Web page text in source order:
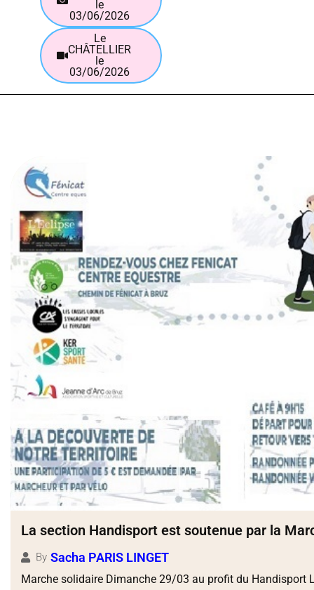
le
03/06/2026
Le
CHÂTELLIER
le
03/06/2026
La section Handisport est soutenue par la
By Sacha PARIS LINGET
Marche solidaire Dimanche 29/03 au profit du